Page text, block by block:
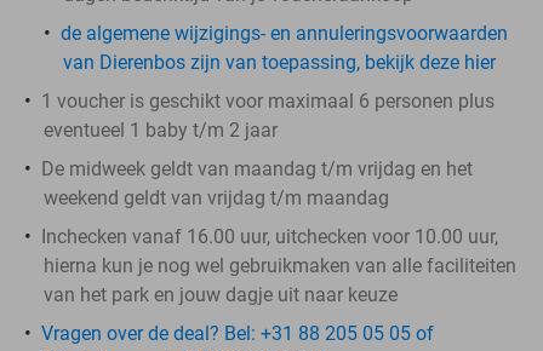
de algemene wijzigings- en annuleringsvoorwaarden
van Dierenbos zijn van toepassing, bekijk deze hier
1 voucher is geschikt voor maximaal 6 personen plus
eventueel 1 baby t/m 2 jaar
De midweek geldt van maandag t/m vrijdag en het
weekend geldt van vrijdag t/m maandag
Inchecken vanaf 16.00 uur, uitchecken voor 10.00 uur,
hierna kun je nog wel gebruikmaken van alle faciliteiten
van het park en jouw dagje uit naar keuze
Vragen over de deal? Bel: +31 88 205 05 05 of